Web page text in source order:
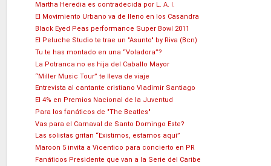
Martha Heredia es contradecida por L. A. I.
El Movimiento Urbano va de lleno en los Casandra
Black Eyed Peas performance Super Bowl 2011
El Peluche Studio te trae un "Asunto" by Riva (Bcn)
Tu te has montado en una “Voladora”?
La Potranca no es hija del Caballo Mayor
“Miller Music Tour” te lleva de viaje
Entrevista al cantante cristiano Vladimir Santiago
El 4% en Premios Nacional de la Juventud
Para los fanáticos de "The Beatles"
Vas para el Carnaval de Santo Domingo Este?
Las solistas gritan “Existimos, estamos aquí”
Maroon 5 invita a Vicentico para concierto en PR
Fanáticos Presidente que van a la Serie del Caribe